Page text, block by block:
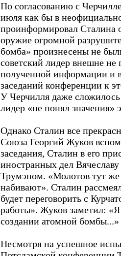
По согласованию с
июля как бы в
проинформировал Сталина
оружие огромной
бомба» произнесены не
советский лидер внешне не
полученной информации и
заседаний конференции к
У Черчилля даже сложилось
лидер «не понял значения»
Однако Сталин все
Союза Георгий Жуков
заседания, Сталин в его
иностранных дел
Трумэном. «Молотов тут же
набивают». Сталин
будет переговорить с
работы». Жуков заметил:
создании атомной бомбы...»
Несмотря на успешное